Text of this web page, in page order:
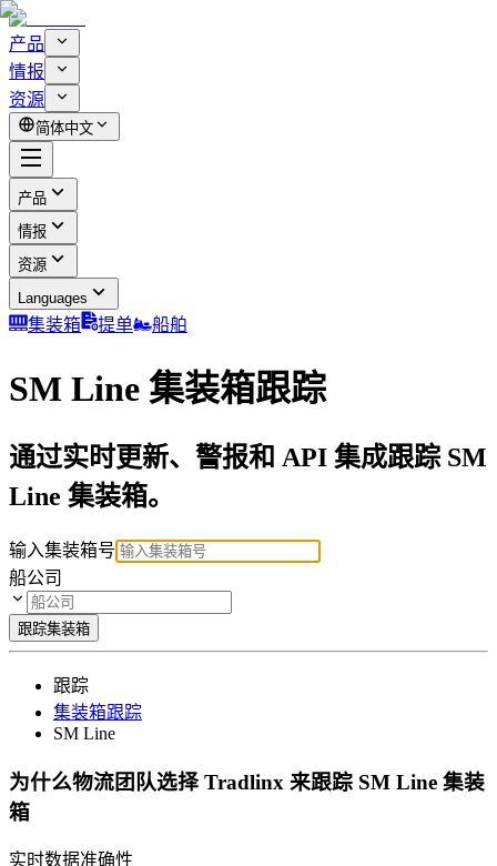
产品
情报
资源
简体中文
产品
情报
资源
Languages
集装箱 提单 船舶
SM Line 集装箱跟踪
通过实时更新、警报和 API 集成跟踪 SM
Line 集装箱。
输入集装箱号
船公司
跟踪集装箱
跟踪
集装箱跟踪
SM Line
为什么物流团队选择 Tradlinx 来跟踪 SM Line 集装
箱
实时数据准确性